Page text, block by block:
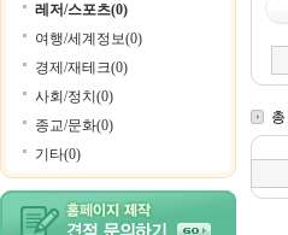
레저/스포츠(0)
여행/세계정보(0)
경제/재테크(0)
사회/정치(0)
종교/문화(0)
기타(0)
총